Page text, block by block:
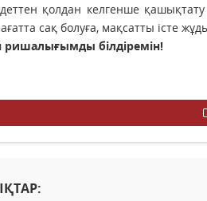
қолдан келгенше
сақ болуға, мақсатты істе
ришалығымды білдіремін!